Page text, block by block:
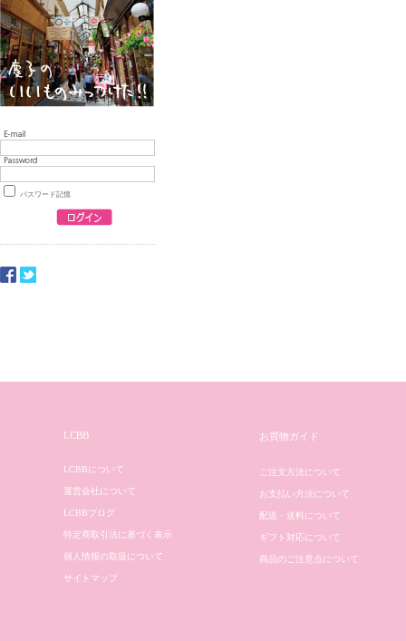
パスワード記憶
LCBB
LCBBについて
運営会社について
LCBBブログ
特定商取引法に基づく表示
個人情報の取扱について
サイトマップ
お買物ガイド
ご注文方法について
お支払い方法について
配送・送料について
ギフト対応について
商品のご注意点について